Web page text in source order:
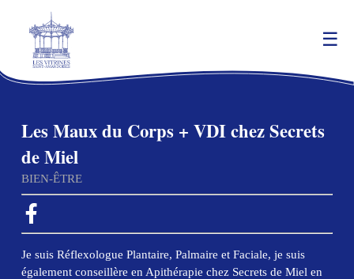
Les Maux du Corps + VDI chez Secrets
de Miel
BIEN-ÊTRE
Je suis Réflexologue Plantaire, Palmaire et Faciale, je suis
également conseillère en Apithérapie chez Secrets de Miel en